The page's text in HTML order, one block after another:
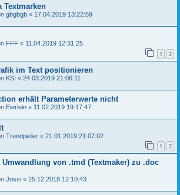
Textmarken
gbgbgb « 17.04.2019 13:22:59
FFF « 11.04.2019 12:31:25
1 2
im Text positionieren
KSI « 24.03.2019 21:06:11
erhält Parameterwerte nicht
Eierlein « 11.02.2019 19:17:47
Trendpeiler « 21.01.2019 21:07:02
1 2
von .tmd (Textmaker) zu .doc
Jossi « 25.12.2018 12:10:43